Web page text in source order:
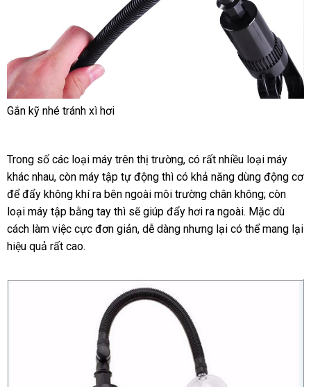
Gắn kỹ danh
nhé tránh xì hơi
Trong số vệ
sinh
các loại máy trên thị trườngđịa
chỉ
, có thanh
lý
rất nhiều loại máy
khác nhauphản
hồi
, còn máy tập tự động shopee
thì có khả năng dùng động cơ
trung
tâm
để đẩy không khí ra bên ngoài môi trường chân không; còn
loại máy tập bằng tay Pháp
thì Mỹ
sẽ giúp đẩy hơi ra ngoàixách
tay
. Mặc trung
tâm
dù
cách làm việc cực đơn giảnshopee
, dễ dàng theo
nhưng lại giá
có thể mang lại
hiệu quả chất
rất cao.